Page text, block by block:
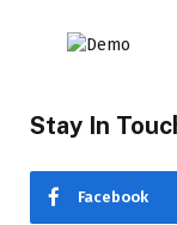
Stay In
Facebook